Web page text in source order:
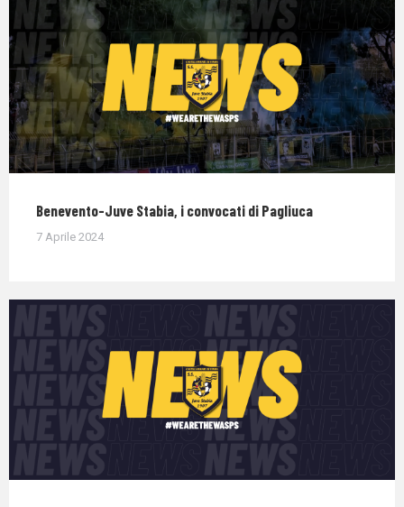
Benevento-Juve Stabia, i convocati di Pagliuca
7 Aprile 2024